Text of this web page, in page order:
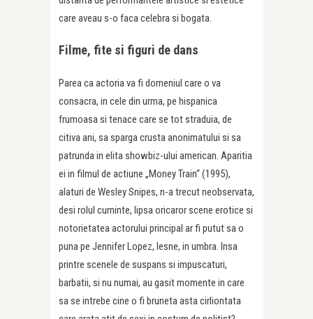
care aveau s-o faca celebra si bogata.
Filme, fite si figuri de dans
Parea ca actoria va fi domeniul care o va
consacra, in cele din urma, pe hispanica
frumoasa si tenace care se tot straduia, de
citiva ani, sa sparga crusta anonimatului si sa
patrunda in elita showbiz-ului american. Aparitia
ei in filmul de actiune „Money Train“ (1995),
alaturi de Wesley Snipes, n-a trecut neobservata,
desi rolul cuminte, lipsa oricaror scene erotice si
notorietatea actorului principal ar fi putut sa o
puna pe Jennifer Lopez, lesne, in umbra. Insa
printre scenele de suspans si impuscaturi,
barbatii, si nu numai, au gasit momente in care
sa se intrebe cine o fi bruneta asta cirliontata